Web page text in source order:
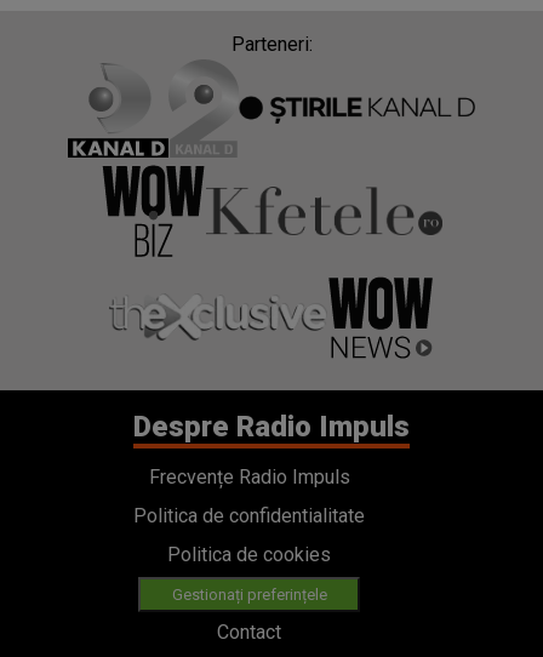
Parteneri:
Despre Radio Impuls
Frecvențe Radio Impuls
Politica de confidentialitate
Politica de cookies
Gestionați preferințele
Contact